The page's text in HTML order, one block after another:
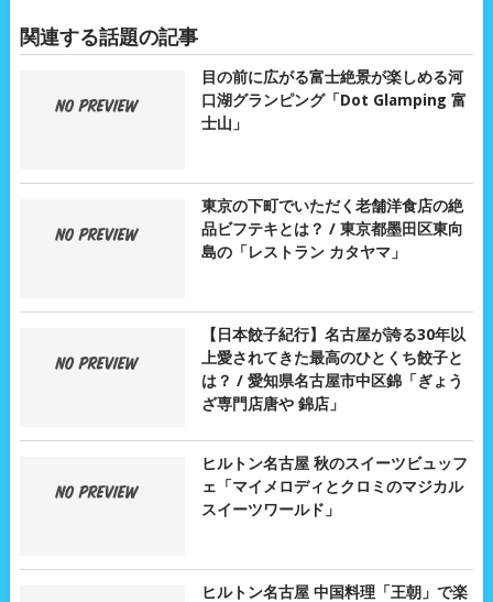
関連する話題の記事
目の前に広がる富士絶景が楽しめる河
口湖グランピング「Dot Glamping 富
士山」
東京の下町でいただく老舗洋食店の絶
品ビフテキとは？ / 東京都墨田区東向
島の「レストラン カタヤマ」
【日本餃子紀行】名古屋が誇る30年以
上愛されてきた最高のひとくち餃子と
は？ / 愛知県名古屋市中区錦「ぎょう
ざ専門店唐や 錦店」
ヒルトン名古屋 秋のスイーツビュッフ
ェ「マイメロディとクロミのマジカル
スイーツワールド」
ヒルトン名古屋 中国料理「王朝」で楽